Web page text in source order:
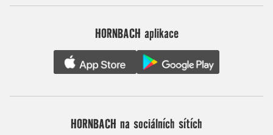
HORNBACH aplikace
HORNBACH na sociálních sítích